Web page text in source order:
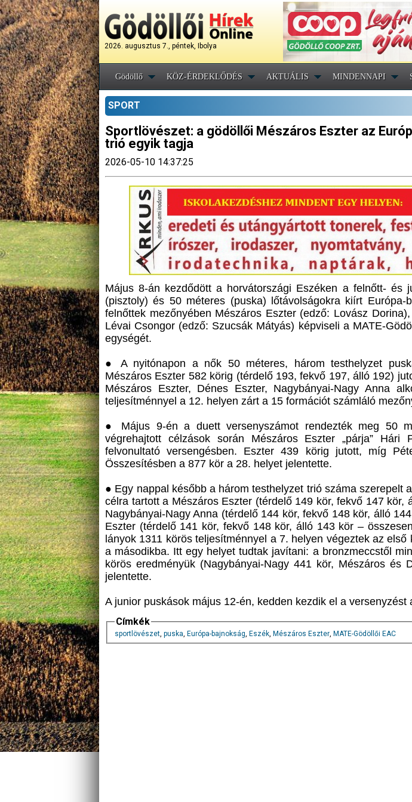
2026. augusztus 7., péntek, Ibolya
Gödöllő KÖZ-ÉRDEKLŐDÉS AKTUÁLIS MINDENNAPI
SPORT
Sportlövészet: a gödöllői Mészáros Eszter az
trió egyik tagja
2026-05-10 14:37:25
Május 8-án kezdődött a horvátországi Eszéken a felnőtt- és
(pisztoly) és 50 méteres (puska) lőtávolságokra kiírt Európa-
felnőttek mezőnyében Mészáros Eszter (edző: Lovász
Lévai Csongor (edző: Szucsák Mátyás) képviseli a MATE-
egységét.
● A nyitónapon a nők 50 méteres, három testhelyzet
Mészáros Eszter 582 körig (térdelő 193, fekvő 197, álló 192)
Mészáros Eszter, Dénes Eszter, Nagybányai-Nagy Anna
teljesítménnyel a 12. helyen zárt a 15 formációt számláló
● Május 9-én a duett versenyszámot rendezték meg 50
végrehajtott célzások során Mészáros Eszter „párja”
felvonultató versengésben. Eszter 439 körig jutott, míg
Összesítésben a 877 kör a 28. helyet jelentette.
● Egy nappal később a három testhelyzet trió száma szerepelt
célra tartott a Mészáros Eszter (térdelő 149 kör, fekvő 147 kör,
Nagybányai-Nagy Anna (térdelő 144 kör, fekvő 148 kör, álló
Eszter (térdelő 141 kör, fekvő 148 kör, álló 143 kör –
lányok 1311 körös teljesítménnyel a 7. helyen végeztek az
a másodikba. Itt egy helyet tudtak javítani: a bronzmeccstől
körös eredményük (Nagybányai-Nagy 441 kör, Mészáros és
jelentette.
A junior puskások május 12-én, kedden kezdik el a versenyzést
Címkék
sportlövészet, puska, Európa-bajnokság, Eszék, Mészáros Eszter, MATE-Gödöllői EAC